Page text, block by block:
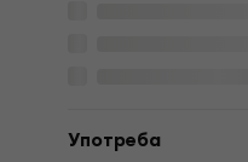
Употреба